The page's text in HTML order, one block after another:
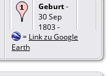
Geburt-
30 Sep
1803 -
Kauffung,
Goldberg,
= Link zu Google
Earth